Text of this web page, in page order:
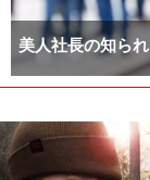
美人社長の知ら